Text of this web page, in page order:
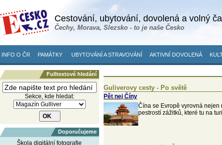
Cestování, ubytování, dovolená a volný
Čechy, Morava, Slezsko - to je naše Česko
INFO O ČR PAMÁTKY UBYTOVÁNÍ A STRAVOVÁNÍ AKTIVNÍ DOVOLENÁ
Fulltextové hledání
Sekce, kde hledat:
Doporučujeme
Škola digitální fotografie
Guliverovy cesty - Po světě
Pět nej Číny
Čína se Evropě vyrovná nejen
pestrostí zážitků, které tu na